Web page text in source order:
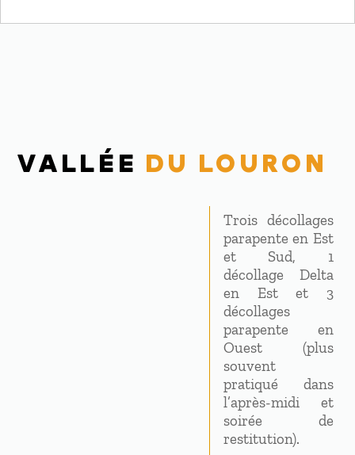
VALLÉE DU LOURON
Trois décollages
parapente en Est
et Sud, 1
décollage Delta
en Est et 3
décollages
parapente en
Ouest (plus
souvent
pratiqué dans
l’après-midi et
soirée de
restitution).